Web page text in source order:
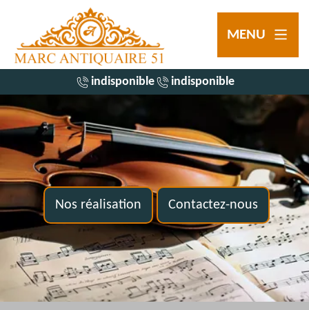
MENU
indisponible indisponible
Nos réalisation Contactez-nous